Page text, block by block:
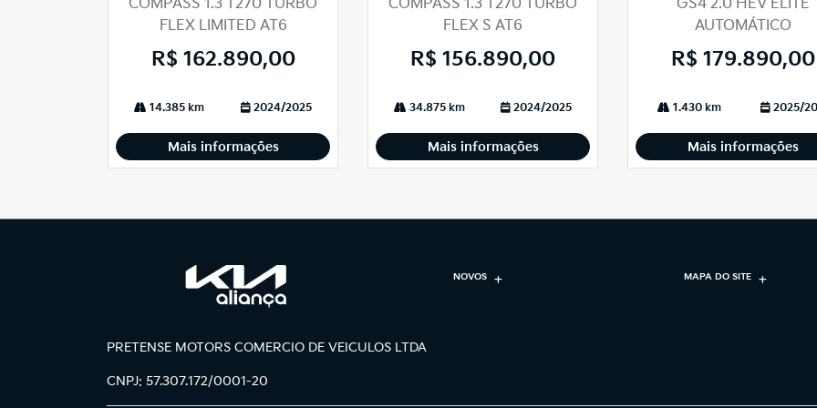
lhe
COMPASS 1.3 T270 TURBO
FLEX LIMITED AT6
R$ 162.890,00
14.385 km 2024/2025
Mais informações
lhe
COMPASS 1.3 T270 TURBO
FLEX S AT6
R$ 156.890,00
34.875 km 2024/2025
Mais informações
GS4 2.0 HEV ELITE
AUTOMÁTICO
R$ 179.890,00
1.430 km 2025/
Mais informações
NOVOS MAPA DO SITE
PRETENSE MOTORS COMERCIO DE VEICULOS LTDA
CNPJ: 57.307.172/0001-20